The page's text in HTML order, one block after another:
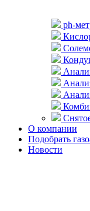
ph-
О компании
Подобрать
Новости